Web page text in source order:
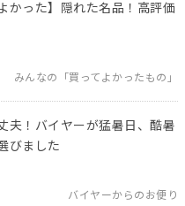
かった】隠れた名品！高評価
みんなの「買ってよかったもの」
夫！バイヤーが猛暑日、酷暑
びました
バイヤーからのお便り